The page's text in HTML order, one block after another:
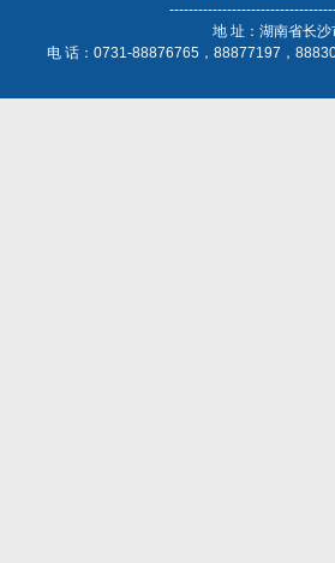
地 址：湖南省长
电 话：0731-88876765，88877197，